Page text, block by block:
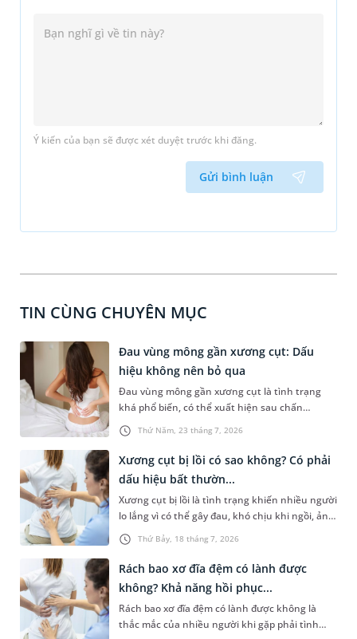
Ý kiến của bạn sẽ được xét duyệt trước khi đăng.
Gửi bình luận
TIN CÙNG CHUYÊN MỤC
Thứ Năm, 23 tháng 7, 2026
Đau vùng mông gần xương cụt: Dấu
hiệu không nên bỏ qua
Đau vùng mông gần xương cụt là tình trạng
khá phổ biến, có thể xuất hiện sau chấn
thương, ngồi lâu hoặc liên quan đến các bệnh
lý cơ xương khớp và thần kinh. Cơn đau không
chỉ gây khó chịu khi vận động khi ngồi hoặc
đứng lên mà còn ảnh hưởng đáng kể đến sinh
hoạt hàng ngày. Việc xác định đúng nguyên
nhân đóng vai trò quan trọng trong quá trình
điều trị, giúp kiểm soát triệu chứng và ngăn
ngừa các biến chứng không mong muốn.
Thứ Bảy, 18 tháng 7, 2026
Xương cụt bị lồi có sao không? Có phải
dấu hiệu bất thườn...
Xương cụt bị lồi là tình trạng khiến nhiều người
lo lắng vì có thể gây đau, khó chịu khi ngồi, ảnh
hưởng đến sinh hoạt hàng ngày. Trên thực tế,
sự thay đổi hình thái này có thể xuất phát từ
đặc điểm giải phẫu tự nhiên, chấn thương hoặc
một số bệnh lý liên quan đến cột sống và mô
mềm vùng cùng cụt. Vậy xương cụt bị lồi có sao
không và khi nào cần đi khám? Bài viết dưới đây
sẽ giúp bạn hiểu rõ hơn về tình trạng này.
Rách bao xơ đĩa đệm có lành được
không? Khả năng hồi phục...
Rách bao xơ đĩa đệm có lành được không là
thắc mắc của nhiều người khi gặp phải tình